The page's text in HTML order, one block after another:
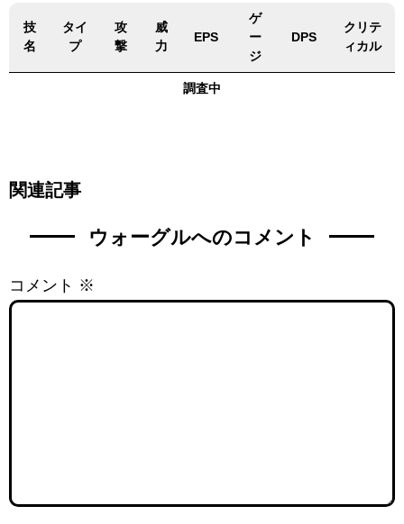
技
名
タイ
プ
攻
撃
威
力
EPS
ゲ
ー
ジ
DPS
クリテ
ィカル
調査中
関連記事
ウォーグルへのコメント
コメント ※